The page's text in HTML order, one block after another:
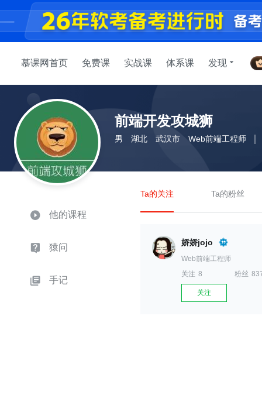
慕课网首页 免费课 实战课 体系课 发现
前端开发攻城狮
男 湖北 武汉市 Web前端工程师
他的课程
猿问
手记
Ta的关注 Ta的粉丝
娇娇jojo
Web前端工程师
关注 8 粉丝
关注